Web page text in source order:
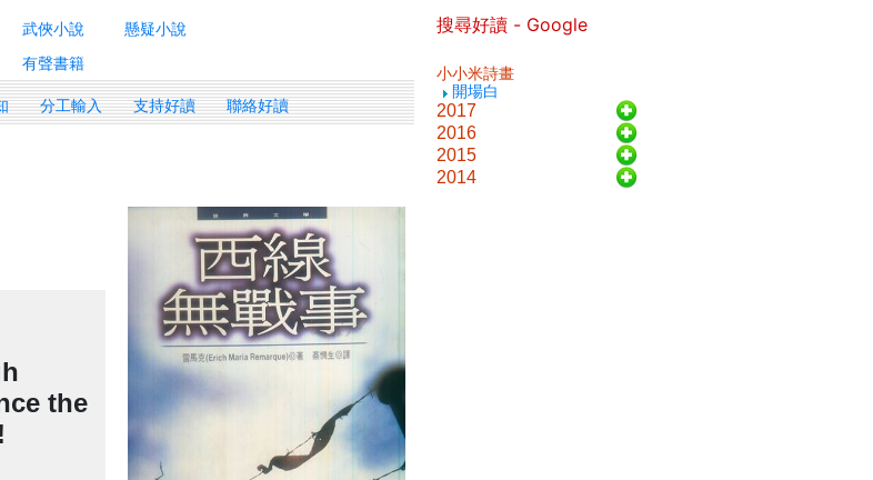
武俠小說
懸疑小說
有聲書籍
分工輸入 支持好讀 聯絡好讀
the
!
搜尋好讀 - Google
小小米詩畫
開場白
2017
2016
2015
2014